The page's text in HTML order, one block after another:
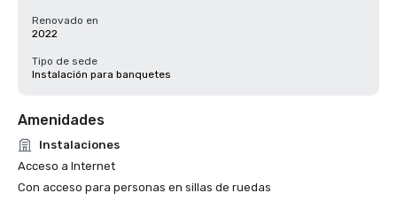
Renovado en
2022
Tipo de sede
Instalación para banquetes
Amenidades
Instalaciones
Acceso a Internet
Con acceso para personas en sillas de ruedas